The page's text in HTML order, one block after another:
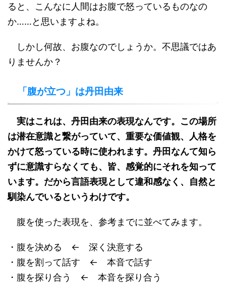
ると、こんなに人間はお腹で怒っているものなの
か……と思いますよね。
しかし何故、お腹なのでしょうか。不思議ではあ
りませんか？
「腹が立つ」は丹田由来
実はこれは、丹田由来の表現なんです。この場所
は潜在意識と繋がっていて、重要な価値観、人格を
かけて怒っている時に使われます。丹田なんて知ら
ずに意識すらなくても、皆、感覚的にそれを知って
います。だから言語表現として違和感なく、自然と
馴染んでいるというわけです。
腹を使った表現を、参考までに並べてみます。
・腹を決める ← 深く決意する
・腹を割って話す ← 本音で話す
・腹を探り合う ← 本音を探り合う